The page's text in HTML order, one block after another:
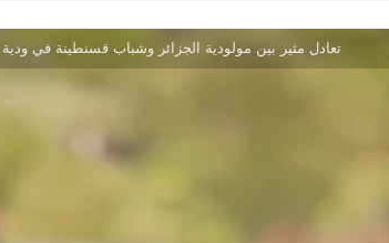
تعادل مثير بين مولودية الجزائر وشباب قسنطينة في